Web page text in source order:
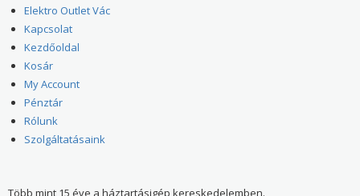
Elektro Outlet Vác
Kapcsolat
Kezdőoldal
Kosár
My Account
Pénztár
Rólunk
Szolgáltatásaink
Több mint 15 éve a háztartásigép kereskedelemben.